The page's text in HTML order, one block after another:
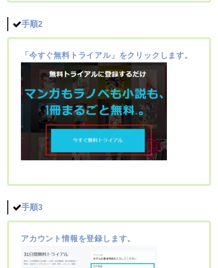
手順2
「今すぐ無料トライアル」をクリックします。
手順3
アカウント情報を登録します。